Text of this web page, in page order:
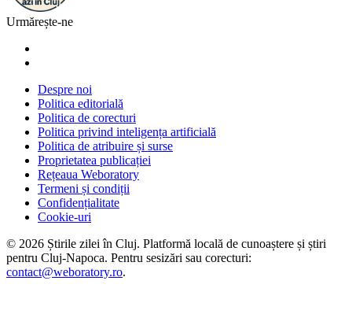
Urmărește-ne
Despre noi
Politica editorială
Politica de corecturi
Politica privind inteligența artificială
Politica de atribuire și surse
Proprietatea publicației
Rețeaua Weboratory
Termeni și condiții
Confidențialitate
Cookie-uri
© 2026 Știrile zilei în Cluj. Platformă locală de cunoaștere și știri
pentru Cluj-Napoca. Pentru sesizări sau corecturi:
contact@weboratory.ro.